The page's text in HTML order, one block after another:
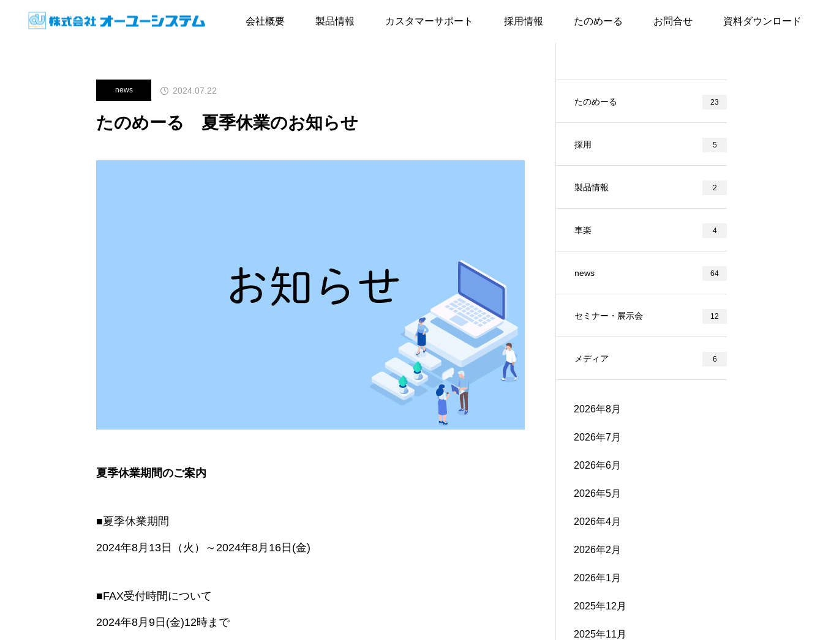
会社概要 製品情報 カスタマーサポート 採用情報 たのめーる お問合せ 資料ダウンロード
News news たのめーる 夏季休業のお知らせ
news 2024.07.22
たのめーる 夏季休業のお知らせ
夏季休業期間のご案内
■夏季休業期間
2024年8月13日（火）～2024年8月16日(金)
■FAX受付時間について
2024年8月9日(金)12時まで
たのめーる 23
採用 5
製品情報 2
車楽 4
news 64
セミナー・展示会 12
メディア 6
2026年8月
2026年7月
2026年6月
2026年5月
2026年4月
2026年2月
2026年1月
2025年12月
2025年11月